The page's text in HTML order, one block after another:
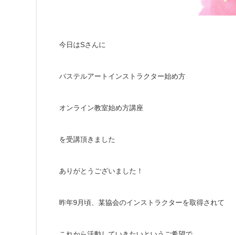
今日はSさんに
パステルアートインストラクター始め方
オンライン教室始め方講座
を受講頂きました
ありがとうございました！
昨年9月頃、某協会のインストラクターを取得されて